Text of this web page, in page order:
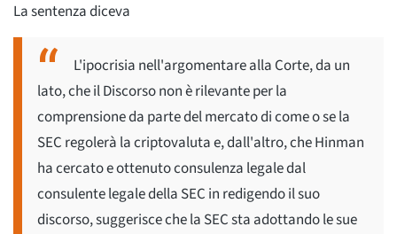
La sentenza diceva
L'ipocrisia nell'argomentare alla Corte, da un
lato, che il Discorso non è rilevante per la
comprensione da parte del mercato di come o se la
SEC regolerà la criptovaluta e, dall'altro, che Hinman
ha cercato e ottenuto consulenza legale dal
consulente legale della SEC in redigendo il suo
discorso, suggerisce che la SEC sta adottando le sue